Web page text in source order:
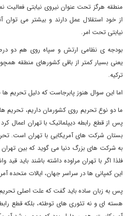
منطقه هرگز تحت عنوان نیروی نیابتی فعالیت
از خود استقلال عمل دارند و بیشتر می توان
نیابتی تحت امر.
بودجه ی نظامی ارتش و سپاه روی هم دو
یعنی بسیار کمتر از باقی کشورهای منطقه
ترکیه.
اما این سوال هنوز پابرجاست که دلیل تحریم
ما دو نوع تحریم روی کشورمان داریم، تحریم
پس از قطع رابطه دیپلماتیک با تهران اعمال
بستان شرکت های آمریکایی با تهران است.
به شرکت های بزرگ دنیا می گوید که بین تهران
فلذا اگر با تهران مراوده داشته باشند باید قید
این کمپانی ها در سراسر جهان، ایالات متحده
پس به زبان ساده باید گفت که علت اصلی
هسته ای‌ و نه تئوری های توطئه، بلکه قطع